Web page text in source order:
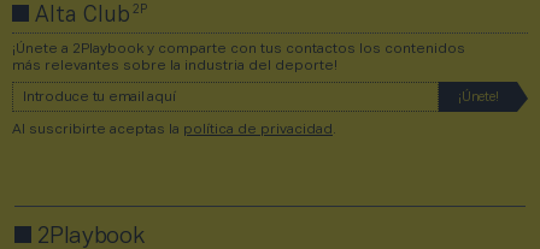
Alta Club2P
¡Únete a 2Playbook y comparte con tus contactos los contenidos
más relevantes sobre la industria del deporte!
Al suscribirte aceptas la política de privacidad
2Playbook